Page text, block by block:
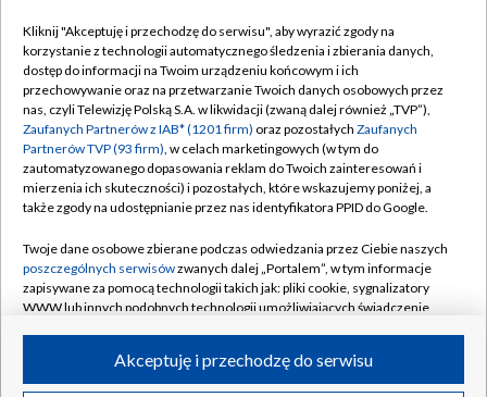
TVP
Abonament TVP
Emisja w TVP
Centrum informacji TVP
Naziemna Telewizja Cyfrowa
Rada Programowa
System NOS
Informacje o nadawcy
Program dla prasy
Regulamin TVP
Polityka prywatności
Moje zgody
Pomoc
Kontakt
Kanały
©2026 Telewizja Polska S.A. w likwidacji
Kliknij "Akceptuję i przechodzę do serwisu", aby wyrazić zgody na
korzystanie z technologii automatycznego śledzenia i zbierania danych,
dostęp do informacji na Twoim urządzeniu końcowym i ich
przechowywanie oraz na przetwarzanie Twoich danych osobowych przez
nas, czyli Telewizję Polską S.A. w likwidacji (zwaną dalej również „TVP”),
Zaufanych Partnerów z IAB* (1201 firm) oraz pozostałych Zaufanych
Partnerów TVP (93 firm), w celach marketingowych (w tym do
zautomatyzowanego dopasowania reklam do Twoich zainteresowań i
mierzenia ich skuteczności) i pozostałych, które wskazujemy poniżej, a
także zgody na udostępnianie przez nas identyfikatora PPID do Google.
Twoje dane osobowe zbierane podczas odwiedzania przez Ciebie naszych
poszczególnych serwisówzwanych dalej „Portalem”, w tym informacje
zapisywane za pomocą technologii takich jak: pliki cookie, sygnalizatory
WWW lub innych podobnych technologii umożliwiających świadczenie
ruchu w Internecie.Akceptuję i przechodzę do serwisu